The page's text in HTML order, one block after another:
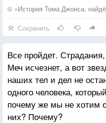
© «История Тома Джонса,
Сохранить
Все пройдет.
Меч исчезнет, а вот
наших тел и дел не
одного человека,
почему же мы не хотим
них? Почему?